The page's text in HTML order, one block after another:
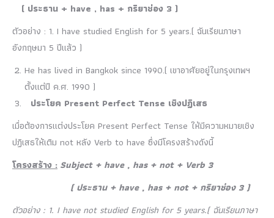
( ประธาน + have , has + กริยาช่อง 3 )
ตัวอย่าง : 1. I have studied English for 5 years.( ฉันเรียนภาษา
อังกฤษมา 5 ปีแล้ว )
He has lived in Bangkok since 1990.( เขาอาศัยอยู่ในกรุงเทพฯ
ตั้งแต่ปี ค.ศ. 1990 )
ประโยค Present Perfect Tense เชิงปฏิเสธ
เมื่อต้องการแต่งประโยค Present Perfect Tense ให้มีความหมายเชิง
ปฏิเสธให้เติม not หลัง Verb to have ซึ่งมีโครงสร้างดังนี้
โครงสร้าง : Subject + have , has + not + Verb 3
( ประธาน + have , has + not + กริยาช่อง 3 )
ตัวอย่าง : 1. I have not studied English for 5 years.( ฉันเรียนภาษา